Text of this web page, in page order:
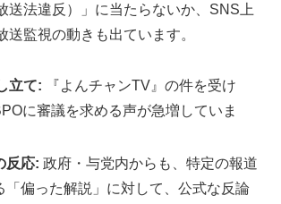
送法違反）」に当たらないか、SNS上
送監視の動きも出ています。
立て: 『よんチャンTV』の件を受け
に審議を求める声が急増していま
反応: 政府・与党内からも、特定の報道
「偏った解説」に対して、公式な反論